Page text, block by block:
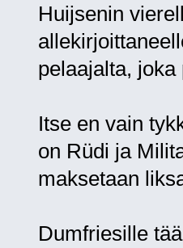
Huijsenin
pelaajalta,
Itse en vain
on Rüdi ja
maksetaan
Dumfriesille